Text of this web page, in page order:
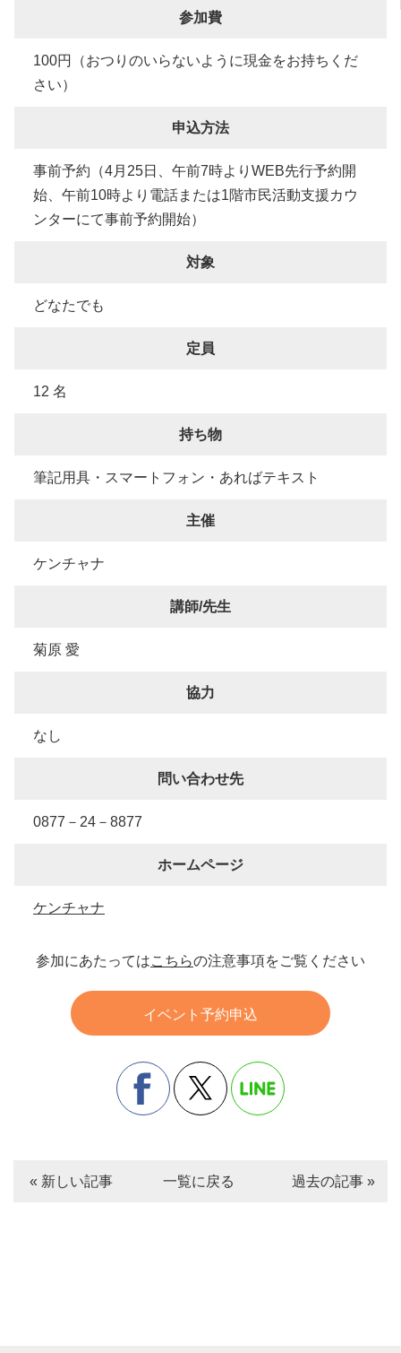
参加費
100円（おつりのいらないように現金をお持ちくだ
さい）
申込方法
事前予約（4月25日、午前7時よりWEB先行予約開
始、午前10時より電話または1階市民活動支援カウ
ンターにて事前予約開始）
対象
どなたでも
定員
12 名
持ち物
筆記用具・スマートフォン・あればテキスト
主催
ケンチャナ
講師/先生
菊原 愛
協力
なし
問い合わせ先
0877－24－8877
ホームページ
ケンチャナ
参加にあたってはこちらの注意事項をご覧ください
イベント予約申込
« 新しい記事 一覧に戻る 過去の記事 »